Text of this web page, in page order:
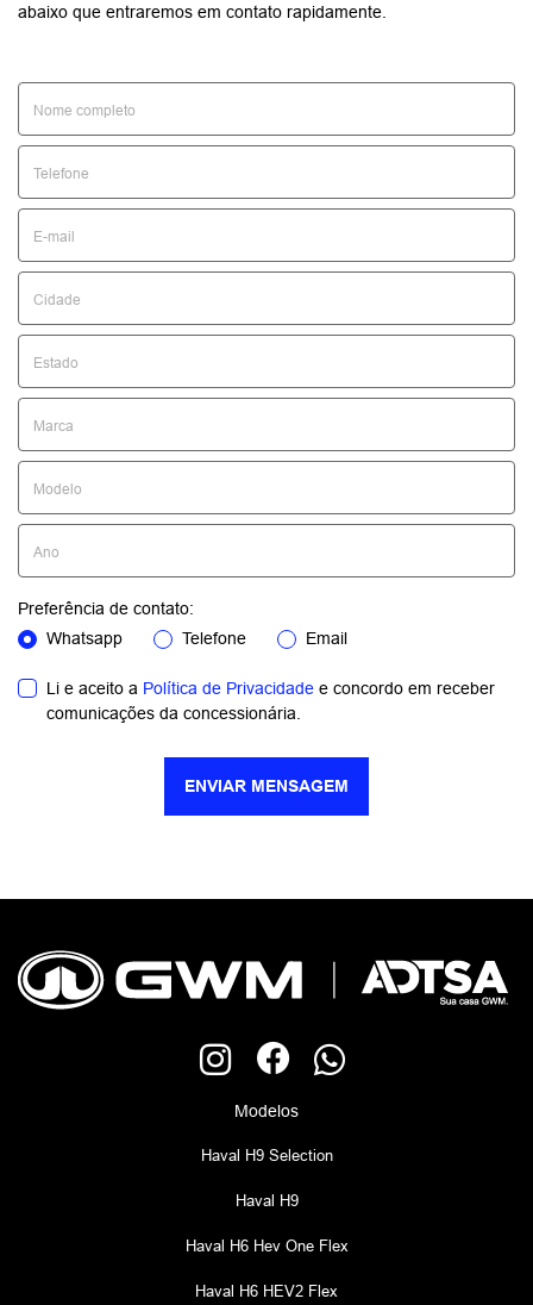
abaixo que entraremos em contato rapidamente.
Preferência de contato:
Whatsapp
Telefone Email
Li e aceito a Política de Privacidade e concordo em receber
comunicações da concessionária.
ENVIAR MENSAGEM
Modelos
Haval H9 Selection
Haval H9
Haval H6 Hev One Flex
Haval H6 HEV2 Flex